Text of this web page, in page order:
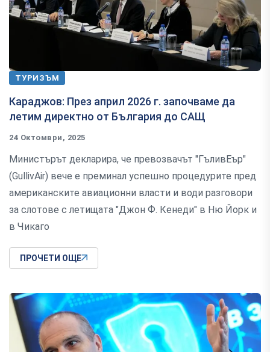
ТУРИЗЪМ
Караджов: През април 2026 г. започваме да
летим директно от България до САЩ
24 Октомври, 2025
Министърът декларира, че превозвачът "ГъливЕър"
(GullivAir) вече е преминал успешно процедурите пред
американските авиационни власти и води разговори
за слотове с летищата "Джон Ф. Кенеди" в Ню Йорк и
в Чикаго
ПРОЧЕТИ ОЩЕ